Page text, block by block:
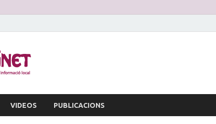
VIDEOS PUBLICACIONS